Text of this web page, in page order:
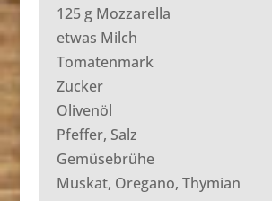
125 g Mozzarella
etwas Milch
Tomatenmark
Zucker
Olivenöl
Pfeffer, Salz
Gemüsebrühe
Muskat, Oregano, Thymian